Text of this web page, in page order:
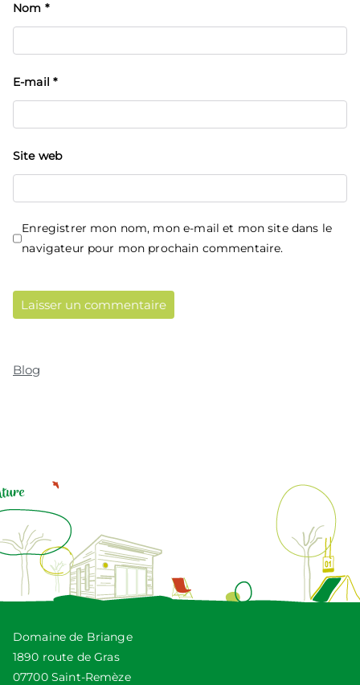
Nom *
E-mail*
Site web
Enregistrer mon nom, mon e-mail et mon site dans le
navigateur pour mon prochain commentaire.
Blog
Domaine de Briange
1890 route de Gras
07700 Saint-Remèze